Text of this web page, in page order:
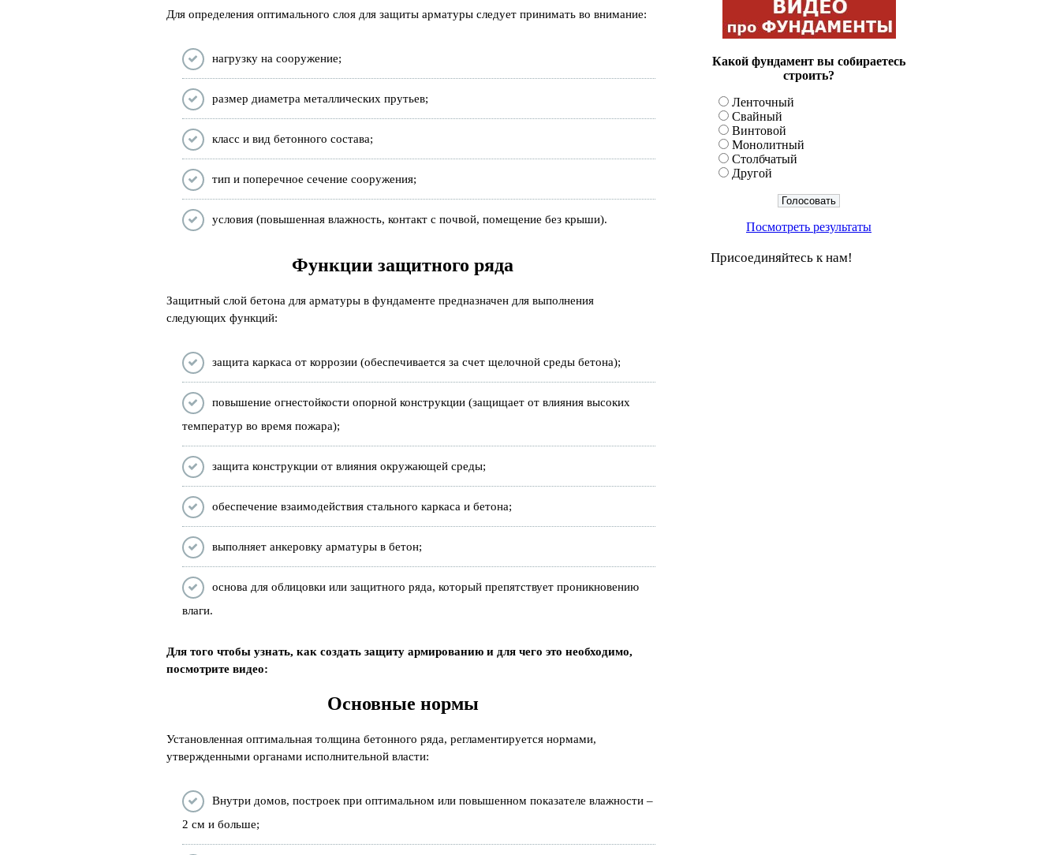
Для определения оптимального слоя для защиты арматуры следует принимать во внимание:
нагрузку на сооружение;
размер диаметра металлических прутьев;
класс и вид бетонного состава;
тип и поперечное сечение сооружения;
условия (повышенная влажность, контакт с почвой, помещение без крыши).
Функции защитного ряда
Защитный слой бетона для арматуры в фундаменте предназначен для выполнения
следующих функций:
защита каркаса от коррозии (обеспечивается за счет щелочной среды бетона);
повышение огнестойкости опорной конструкции (защищает от влияния высоких
температур во время пожара);
защита конструкции от влияния окружающей среды;
обеспечение взаимодействия стального каркаса и бетона;
выполняет анкеровку арматуры в бетон;
основа для облицовки или защитного ряда, который препятствует проникновению
влаги.
Для того чтобы узнать, как создать защиту армированию и для чего это необходимо,
посмотрите видео:
Основные нормы
Установленная оптимальная толщина бетонного ряда, регламентируется нормами,
утвержденными органами исполнительной власти:
Внутри домов, построек при оптимальном или повышенном показателе влажности –
2 см и больше;
Какой фундамент вы собираетесь
строить?
Ленточный
Свайный
Винтовой
Монолитный
Столбчатый
Другой
Посмотреть результаты
Присоединяйтесь к нам!